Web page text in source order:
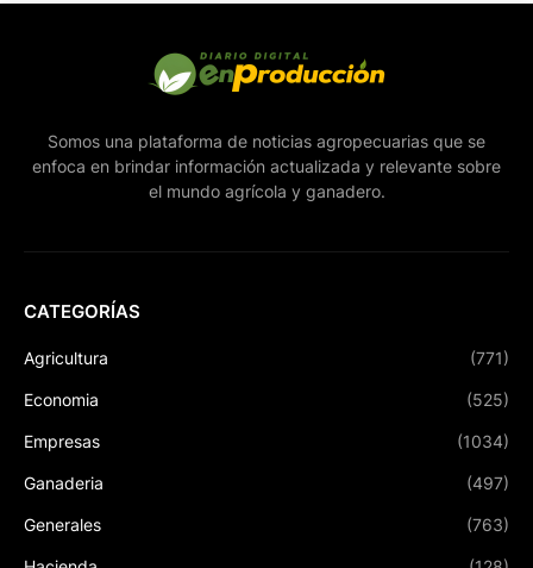
Somos una plataforma de noticias agropecuarias que se
enfoca en brindar información actualizada y relevante sobre
el mundo agrícola y ganadero.
CATEGORÍAS
Agricultura (771)
Economia (525)
Empresas (1034)
Ganaderia (497)
Generales (763)